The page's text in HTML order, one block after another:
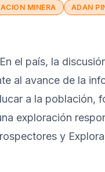
MINERA ADAN
En el país, la
al avance de la
a la población,
exploración
y